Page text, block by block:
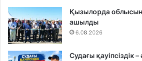
Қызылорда
ашылды
6.08.2026
Судағы қауіпсіздік